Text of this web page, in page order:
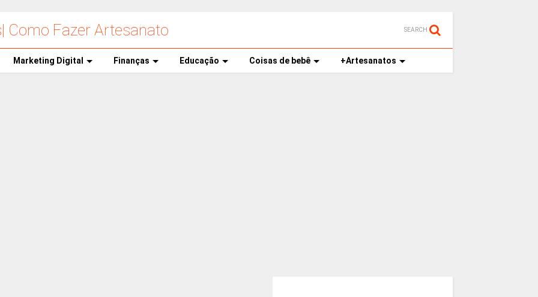
Como Fazer Artesanato SEARCH
Marketing Digital Finanças Educação Coisas de bebê +Artesanatos